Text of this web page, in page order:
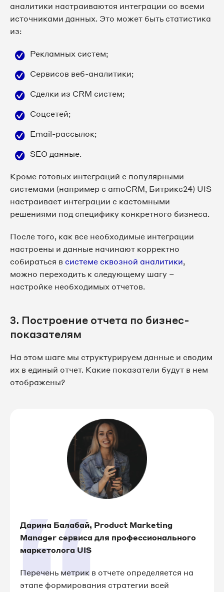
аналитики настраиваются интеграции со всеми
источниками данных. Это может быть статистика
из:
Рекламных систем;
Сервисов веб-аналитики;
Сделки из CRM систем;
Соцсетей;
Email-рассылок;
SEO данные.
Кроме готовых интеграций с популярными
системами (например с amoCRM, Битрикс24) UIS
настраивает интеграции с кастомными
решениями под специфику конкретного бизнеса.
После того, как все необходимые интеграции
настроены и данные начинают корректно
собираться в системе сквозной аналитики,
можно переходить к следующему шагу –
настройке необходимых отчетов.
3. Построение отчета по бизнес-
показателям
На этом шаге мы структурируем данные и сводим
их в единый отчет. Какие показатели будут в нем
отображены?
Дарина Балабай, Product Marketing
Manager сервиса для профессионального
маркетолога UIS
Перечень метрик в отчете определяется на
этапе формирования стратегии всей